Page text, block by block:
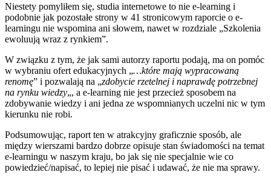
Niestety pomyliłem się, studia internetowe to nie e-learning i
podobnie jak pozostałe strony w 41 stronicowym raporcie o e-
learningu nie wspomina ani słowem, nawet w rozdziale „Szkolenia
ewoluują wraz z rynkiem”.
W związku z tym, że jak sami autorzy raportu podają, ma on pomóc
w wybraniu ofert edukacyjnych „…które mają wypracowaną
renomę” i pozwalają na „zdobycie rzetelnej i naprawdę potrzebnej
na rynku wiedzy„, a e-learning nie jest przecież sposobem na
zdobywanie wiedzy i ani jedna ze wspomnianych uczelni nic w tym
kierunku nie robi.
Podsumowując, raport ten w atrakcyjny graficznie sposób, ale
między wierszami bardzo dobrze opisuje stan świadomości na temat
e-learningu w naszym kraju, bo jak się nie specjalnie wie co
powiedzieć/napisać, to lepiej nie pisać i udawać, że nie ma sprawy.